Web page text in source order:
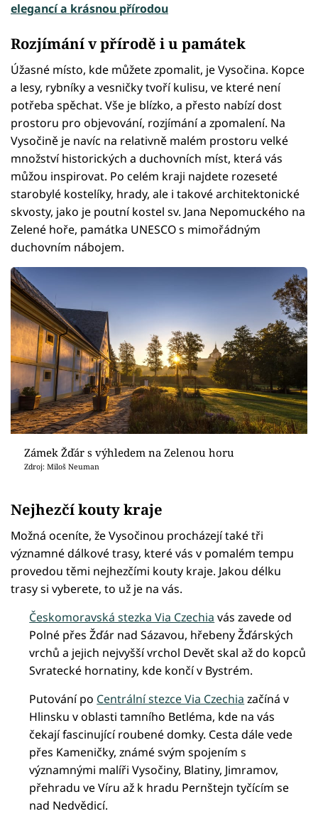
elegancí a krásnou přírodou
Rozjímání v přírodě i u památek
Úžasné místo, kde můžete zpomalit, je Vysočina. Kopce
a lesy, rybníky a vesničky tvoří kulisu, ve které není
potřeba spěchat. Vše je blízko, a přesto nabízí dost
prostoru pro objevování, rozjímání a zpomalení. Na
Vysočině je navíc na relativně malém prostoru velké
množství historických a duchovních míst, která vás
můžou inspirovat. Po celém kraji najdete rozeseté
starobylé kostelíky, hrady, ale i takové architektonické
skvosty, jako je poutní kostel sv. Jana Nepomuckého na
Zelené hoře, památka UNESCO s mimořádným
duchovním nábojem.
Zámek Žďár s výhledem na Zelenou horu
Zdroj: Miloš Neuman
Nejhezčí kouty kraje
Možná oceníte, že Vysočinou procházejí také tři
významné dálkové trasy, které vás v pomalém tempu
provedou těmi nejhezčími kouty kraje. Jakou délku
trasy si vyberete, to už je na vás.
Českomoravská stezka Via Czechia vás zavede od
Polné přes Žďár nad Sázavou, hřebeny Žďárských
vrchů a jejich nejvyšší vrchol Devět skal až do kopců
Svratecké hornatiny, kde končí v Bystrém.
Putování po Centrální stezce Via Czechia začíná v
Hlinsku v oblasti tamního Betléma, kde na vás
čekají fascinující roubené domky. Cesta dále vede
přes Kameničky, známé svým spojením s
významnými malíři Vysočiny, Blatiny, Jimramov,
přehradu ve Víru až k hradu Pernštejn tyčícím se
nad Nedvědicí.